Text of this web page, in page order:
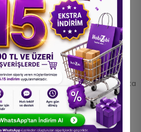
keşfetmesine ve tutkularını hayata
daha mutlu ve yaratıcı bir